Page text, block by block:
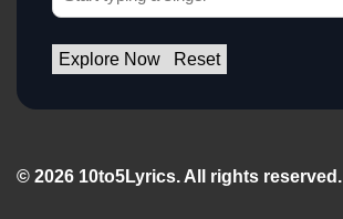
Explore Now Reset
© 2026 10to5Lyrics. All rights reserved.